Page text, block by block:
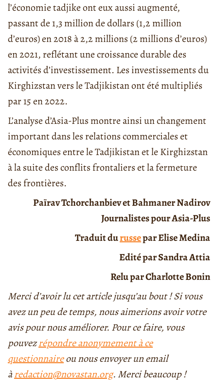
l’économie tadjike ont eux aussi augmenté,
passant de 1,3 million de dollars (1,2 million
d’euros) en 2018 à 2,2 millions (2 millions d’euros)
en 2021, reflétant une croissance durable des
activités d’investissement. Les investissements du
Kirghizstan vers le Tadjikistan ont été multipliés
par 15 en 2022.
L’analyse d’Asia-Plus montre ainsi un changement
important dans les relations commerciales et
économiques entre le Tadjikistan et le Kirghizstan
à la suite des conflits frontaliers et la fermeture
des frontières.
Païrav Tchorchanbiev et Bahmaner Nadirov
Journalistes pour Asia-Plus
Traduit durussepar Elise Medina
Edité par Sandra Attia
Relu par Charlotte Bonin
Merci d’avoir lu cet article jusqu’au bout ! Si vous
avez un peu de temps, nous aimerions avoir votre
avis pour nous améliorer. Pour ce faire, vous
pouvezrépondre anonymement à ce
questionnaireou nous envoyer un email
àredaction@novastan.org. Merci beaucoup !